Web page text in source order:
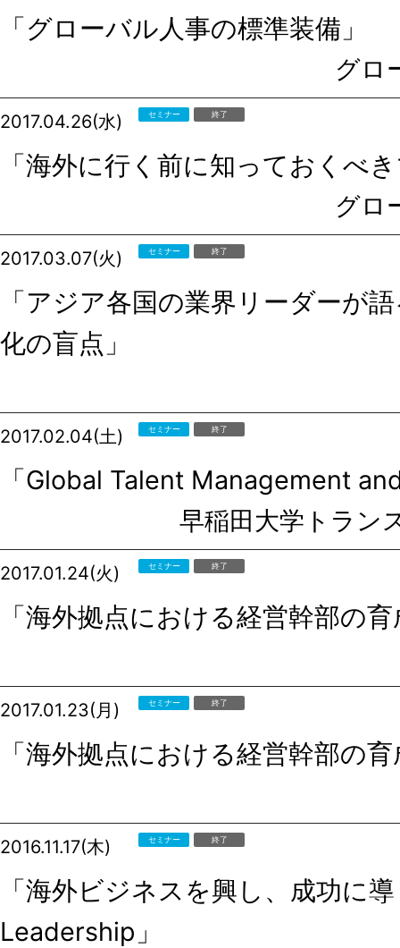
「グローバル人事の標準装備」
グロ
2017.04.26(水) セミナー 終了
「海外に行く前に知っておくべ
グロ
2017.03.07(火) セミナー 終了
「アジア各国の業界リーダーが
化の盲点」
2017.02.04(土) セミナー 終了
「Global Talent Management
早稲田大学トラン
2017.01.24(火) セミナー 終了
「海外拠点における経営幹部の
2017.01.23(月) セミナー 終了
「海外拠点における経営幹部の
2016.11.17(木) セミナー 終了
「海外ビジネスを興し、成功に
Leadership」